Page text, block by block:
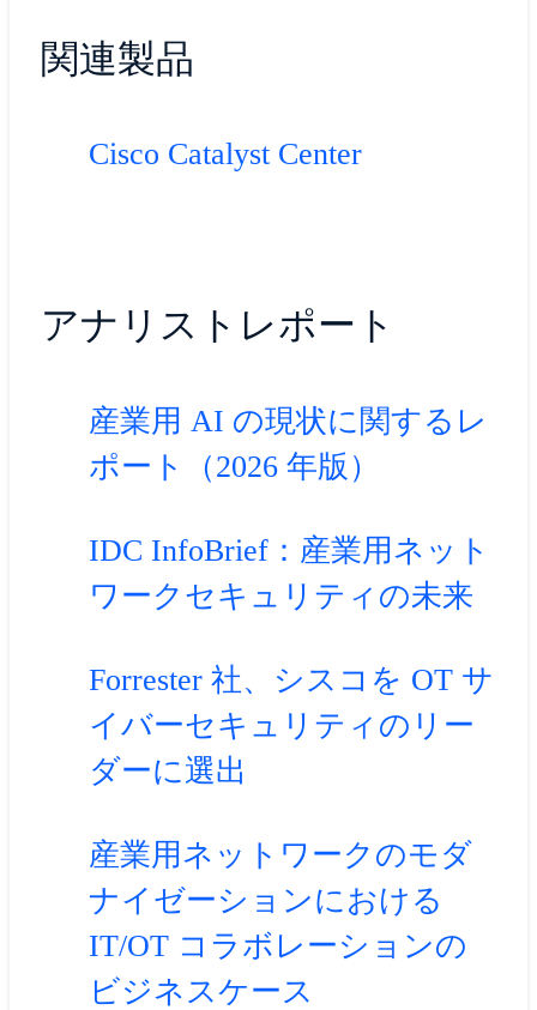
関連製品
Cisco Catalyst Center
アナリストレポート
産業用 AI の現状に関するレ
ポート（2026 年版）
IDC InfoBrief：産業用ネット
ワークセキュリティの未来
Forrester 社、シスコを OT サ
イバーセキュリティのリー
ダーに選出
産業用ネットワークのモダ
ナイゼーションにおける
IT/OT コラボレーションの
ビジネスケース